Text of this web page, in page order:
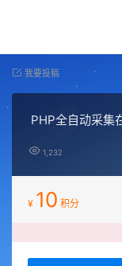
我要投稿
PHP全自动采集
1,232
¥ 10 积分